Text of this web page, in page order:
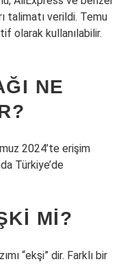
talimatı verildi. Temu
olarak kullanılabilir.
NE
2024’te erişim
Türkiye’de
MI?
“ekşi” dir. Farklı bir